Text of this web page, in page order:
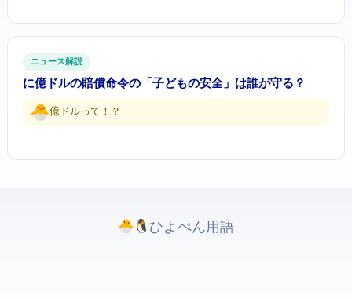
ITニュース解説
Meta に3.75億ドルの賠償命令 — SNSの「子どもの安全」は誰が守る？
3.75億ドルって…！？
ひよぺんIT用語. All rights reserved.